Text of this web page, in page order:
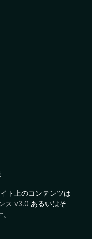
ト上のコンテンツは
ス v3.0 あるいはそ